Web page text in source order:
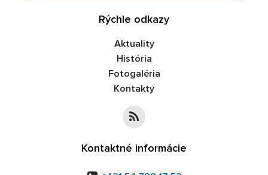
Rýchle odkazy
Aktuality
História
Fotogaléria
Kontakty
Kontaktné informácie